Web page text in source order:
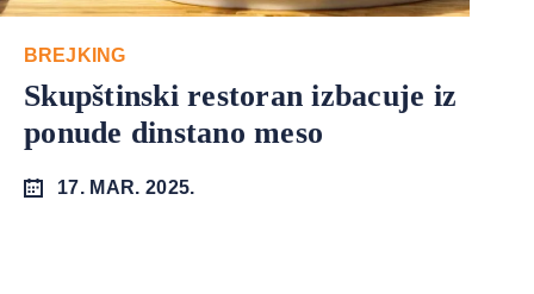
BREJKING
Skupštinski restoran izbacuje iz
ponude dinstano meso
17. MAR. 2025.